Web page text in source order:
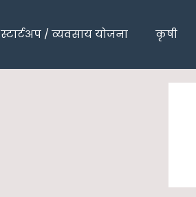
स्टार्टअप / व्यवसाय योजना कृषी